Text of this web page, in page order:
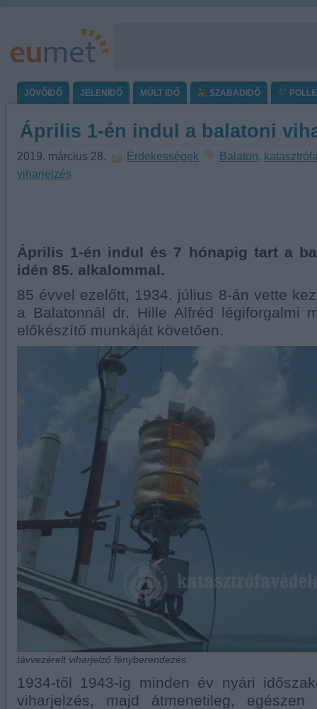
JÖVŐIDŐ JELENIDŐ MÚLT IDŐ SZABADIDŐ
Április 1-én indul a balatoni
2019. március 28. Érdekességek Balaton,
viharjelzés
Április 1-én indul és 7 hónapig tart a
idén 85. alkalommal.
85 évvel ezelőtt, 1934. július 8-án vette
a Balatonnál dr. Hille Alfréd légiforgalmi
előkészítő munkáját követően.
távvezérelt viharjelző fényberendezés
1934-től 1943-ig minden év nyári
viharjelzés, majd átmenetileg,